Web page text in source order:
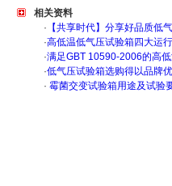
相关资料
· 【共享时代】分享好品质低
·高低温低气压试验箱四大运
·满足GBT 10590-2006的高
·低气压试验箱选购得以品牌
· 霉菌交变试验箱用途及试验